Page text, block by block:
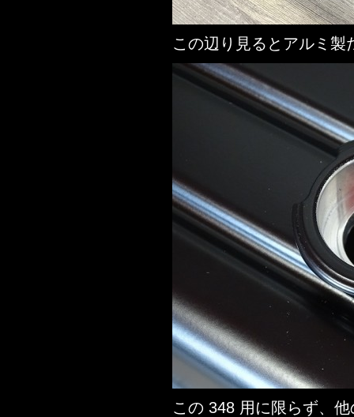
この辺り見るとアルミ製
この 348 用に限らず、